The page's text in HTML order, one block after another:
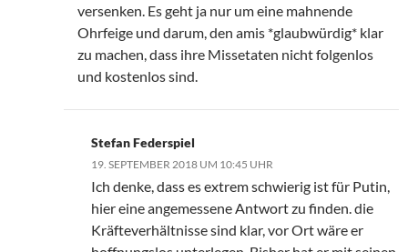
versenken. Es geht ja nur um eine mahnende
Ohrfeige und darum, den amis *glaubwürdig* klar
zu machen, dass ihre Missetaten nicht folgenlos
und kostenlos sind.
Stefan Federspiel
19. SEPTEMBER 2018 UM 10:45 UHR
Ich denke, dass es extrem schwierig ist für Putin,
hier eine angemessene Antwort zu finden. die
Kräfteverhältnisse sind klar, vor Ort wäre er